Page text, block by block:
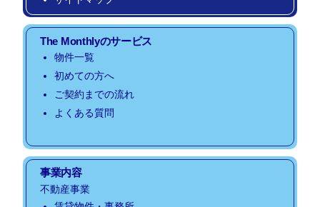
The Monthlyのサービス
物件一覧
初めての方へ
ご契約までの流れ
よくある質問
事業内容
不動産事業